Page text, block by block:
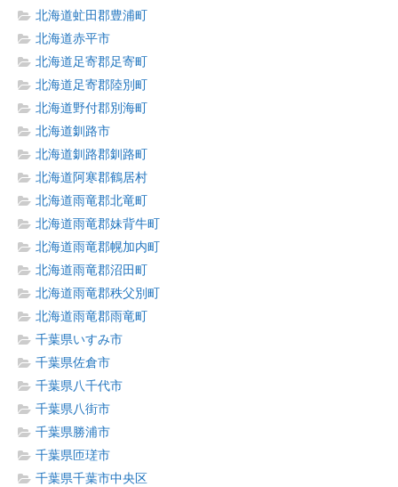
北海道虻田郡豊浦町
北海道赤平市
北海道足寄郡足寄町
北海道足寄郡陸別町
北海道野付郡別海町
北海道釧路市
北海道釧路郡釧路町
北海道阿寒郡鶴居村
北海道雨竜郡北竜町
北海道雨竜郡妹背牛町
北海道雨竜郡幌加内町
北海道雨竜郡沼田町
北海道雨竜郡秩父別町
北海道雨竜郡雨竜町
千葉県いすみ市
千葉県佐倉市
千葉県八千代市
千葉県八街市
千葉県勝浦市
千葉県匝瑳市
千葉県千葉市中央区